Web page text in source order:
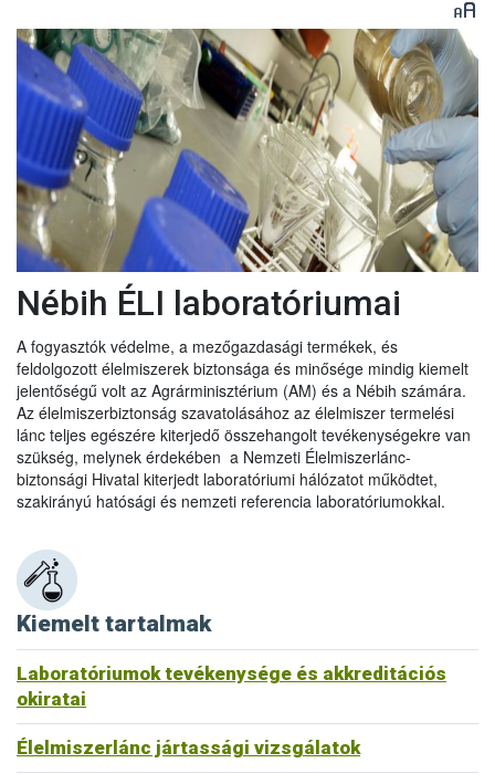
Nébih ÉLI laboratóriumai
A fogyasztók védelme, a mezőgazdasági termékek, és
feldolgozott élelmiszerek biztonsága és minősége mindig kiemelt
jelentőségű volt az Agrárminisztérium (AM) és a Nébih számára.
Az élelmiszerbiztonság szavatolásához az élelmiszer termelési
lánc teljes egészére kiterjedő összehangolt tevékenységekre van
szükség, melynek érdekében a Nemzeti Élelmiszerlánc-
biztonsági Hivatal kiterjedt laboratóriumi hálózatot működtet,
szakirányú hatósági és nemzeti referencia laboratóriumokkal.
Kiemelt tartalmak
Laboratóriumok tevékenysége és akkreditációs
okiratai
Élelmiszerlánc jártassági vizsgálatok